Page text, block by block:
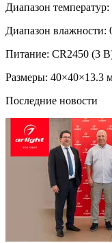
Диапазон
Диапазон влажности:
Питание: CR2450 (3
Размеры: 40×40×13.3
Последние новости